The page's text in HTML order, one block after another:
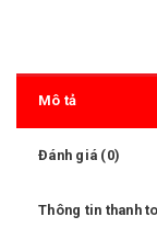
Mô tả
Đánh giá (0)
Thông tin thanh